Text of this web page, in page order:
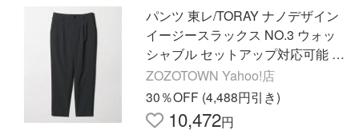
パンツ 東レ/TORAY ナノデザイン
イージースラックス NO.3 ウォッ
シャブル セットアップ対応可能 メ
ンズ
ZOZOTOWN Yahoo!店
30％OFF (4,488円引き)
10,472円